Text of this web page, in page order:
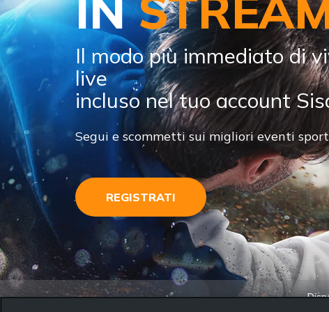
Il modo più immediato di
live
incluso nel tuo account
Segui e scommetti sui migliori eventi
REGISTRATI